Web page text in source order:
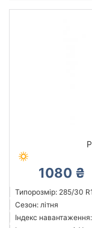
1080 ₴
Типорозмір: 285/30
Сезон: літня
Індекс